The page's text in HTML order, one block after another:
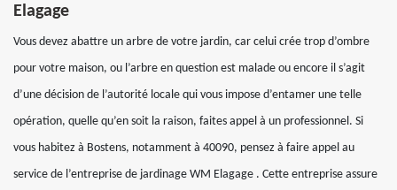
Elagage
Vous devez abattre un arbre de votre jardin, car celui crée trop d’ombre
pour votre maison, ou l’arbre en question est malade ou encore il s’agit
d’une décision de l’autorité locale qui vous impose d’entamer une telle
opération, quelle qu’en soit la raison, faites appel à un professionnel. Si
vous habitez à Bostens, notamment à 40090, pensez à faire appel au
service de l’entreprise de jardinage WM Elagage . Cette entreprise assure